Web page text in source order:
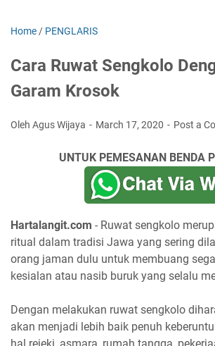
Home / PENGLARIS
Cara Ruwat Sengkolo
Garam Krosok
Oleh Agus Wijaya March 17, 2020 Post a
UNTUK PEMESANAN BENDA
Hartalangit.com - Ruwat sengkolo
ritual dalam tradisi Jawa yang sering
orang jaman dulu untuk membuang
kesialan atau nasib buruk yang selalu
Dengan melakukan ruwat sengkolo
akan menjadi lebih baik penuh